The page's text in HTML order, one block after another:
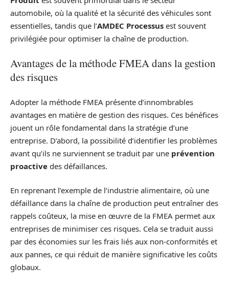
automobile, où la qualité et la sécurité des véhicules sont
essentielles, tandis que l’AMDEC Processus est souvent
privilégiée pour optimiser la chaîne de production.
Avantages de la méthode FMEA dans la gestion
des risques
Adopter la méthode FMEA présente d’innombrables
avantages en matière de gestion des risques. Ces bénéfices
jouent un rôle fondamental dans la stratégie d’une
entreprise. D’abord, la possibilité d’identifier les problèmes
avant qu’ils ne surviennent se traduit par une prévention
proactive des défaillances.
En reprenant l’exemple de l’industrie alimentaire, où une
défaillance dans la chaîne de production peut entraîner des
rappels coûteux, la mise en œuvre de la FMEA permet aux
entreprises de minimiser ces risques. Cela se traduit aussi
par des économies sur les frais liés aux non-conformités et
aux pannes, ce qui réduit de manière significative les coûts
globaux.